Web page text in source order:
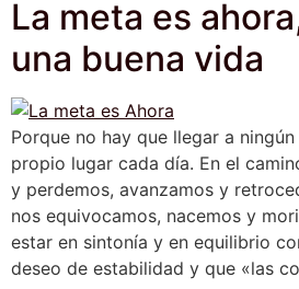
La meta es
una buena vida
Porque no hay que llegar a
propio lugar cada día. En el
y perdemos, avanzamos y
nos equivocamos, nacemos y
estar en sintonía y en equilibrio
deseo de estabilidad y que «las